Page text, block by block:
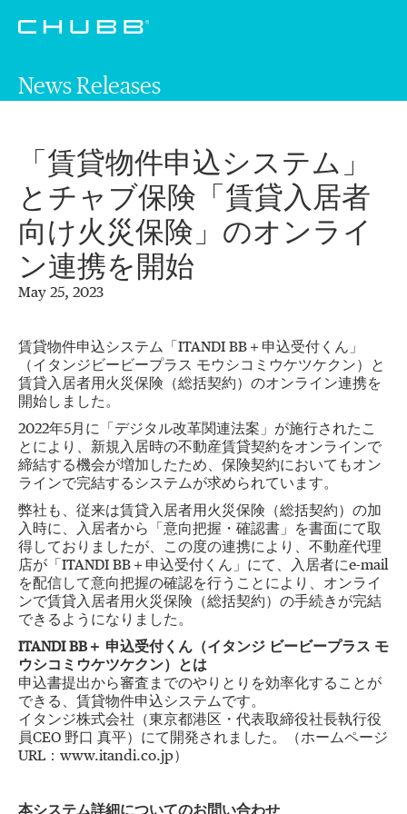
News Releases
「賃貸物件申込システム」
とチャブ保険「賃貸入居者
向け火災保険」のオンライ
ン連携を開始
May 25, 2023
賃貸物件申込システム「ITANDI BB＋申込受付くん」
（イタンジビービープラス モウシコミウケツケクン）と
賃貸入居者用火災保険（総括契約）のオンライン連携を
開始しました。
2022年5月に「デジタル改革関連法案」が施行されたこ
とにより、新規入居時の不動産賃貸契約をオンラインで
締結する機会が増加したため、保険契約においてもオン
ラインで完結するシステムが求められています。
弊社も、従来は賃貸入居者用火災保険（総括契約）の加
入時に、入居者から「意向把握・確認書」を書面にて取
得しておりましたが、この度の連携により、不動産代理
店が「ITANDI BB＋申込受付くん」にて、入居者にe-mail
を配信して意向把握の確認を行うことにより、オンライ
ンで賃貸入居者用火災保険（総括契約）の手続きが完結
できるようになりました。
ITANDI BB＋ 申込受付くん（イタンジ ビービープラス モ
ウシコミウケツケクン）とは
申込書提出から審査までのやりとりを効率化することが
できる、賃貸物件申込システムです。
イタンジ株式会社（東京都港区・代表取締役社長執行役
員CEO 野口 真平）にて開発されました。（ホームページ
URL：www.itandi.co.jp）